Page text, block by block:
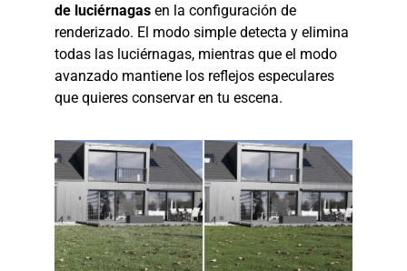
de luciérnagas en la configuración de
renderizado. El modo simple detecta y elimina
todas las luciérnagas, mientras que el modo
avanzado mantiene los reflejos especulares
que quieres conservar en tu escena.